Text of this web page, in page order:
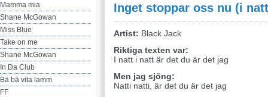
Mamma mia
Shane McGowan
Miss Blue
Take on me
Shane McGowan
In Da Club
Bä bä vita lamm
FF
Inget stoppar oss nu (i
Artist: Black Jack
Riktiga texten var:
I natt i natt är det du är det jag
Men jag sjöng:
Natti natti, är det du är det jag